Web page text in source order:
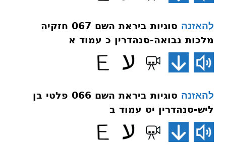
להאזנה
סוגיות ביראת השם 067 חזקיה
מלכות נבואה-סנהדרין כ עמוד א
להאזנה
סוגיות ביראת השם 066 פלטי בן
ליש-סנהדרין יט עמוד ב